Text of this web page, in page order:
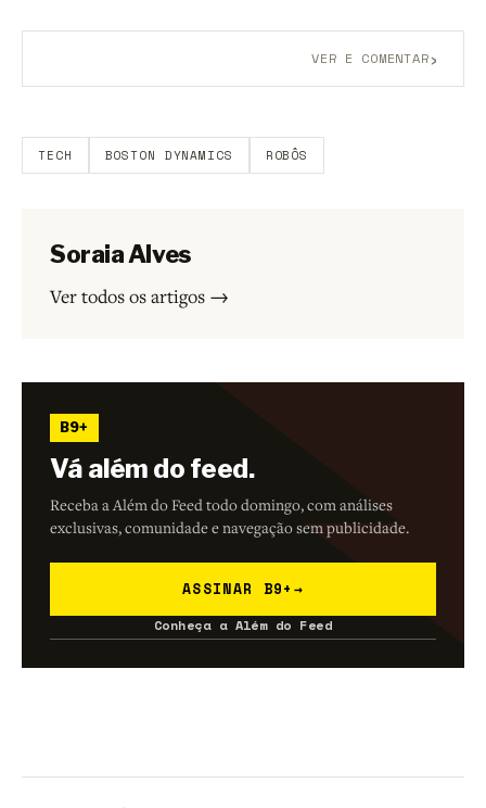
VER E COMENTAR›
TECH BOSTON DYNAMICS ROBÔS
Soraia Alves
Ver todos os artigos →
B9+
Vá além do feed.
Receba a Além do Feed todo domingo, com análises
exclusivas, comunidade e navegação sem publicidade.
ASSINAR B9+ →
Conheça a Além do Feed